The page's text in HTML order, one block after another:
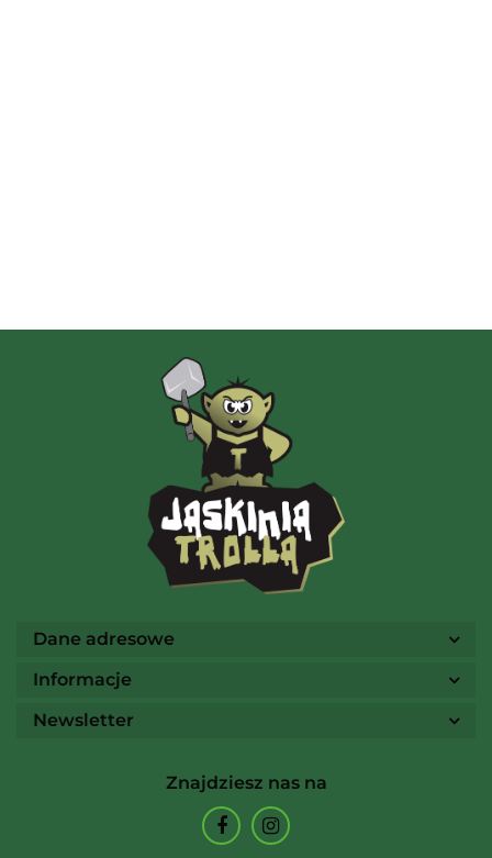
AMIGO Spiel
Ammo
Dane adresowe
Informacje
Newsletter
Znajdziesz nas na